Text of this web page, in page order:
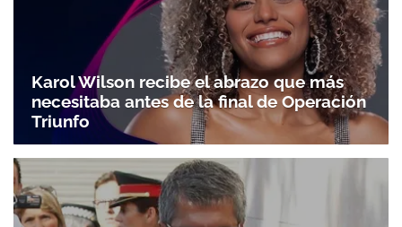
Karol Wilson recibe el abrazo que más
necesitaba antes de la final de Operación
Triunfo